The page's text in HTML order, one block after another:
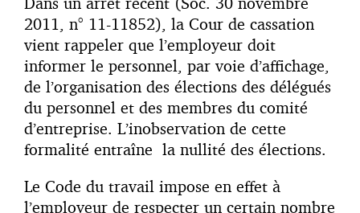
2011, n° 11-11852), la Cour de cassation
vient rappeler que l’employeur doit
informer le personnel, par voie d’affichage,
de l’organisation des élections des délégués
du personnel et des membres du comité
d’entreprise. L’inobservation de cette
formalité entraîne la nullité des élections.
Le Code du travail impose en effet à
l’employeur de respecter un certain nombre